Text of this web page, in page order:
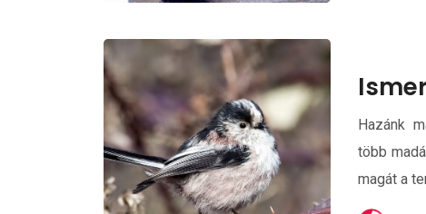
Hazánk
több
magát a